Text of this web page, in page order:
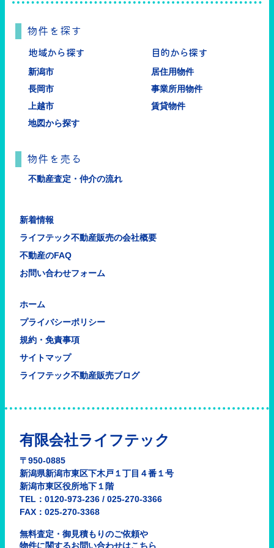
物件を探す
地域から探す
新潟市
長岡市
上越市
地図から探す
目的から探す
居住用物件
事業所用物件
賃貸物件
物件を売る
不動産査定・仲介の流れ
新着情報
ライフテック不動産販売の会社概要
不動産のFAQ
お問い合わせフォーム
ホーム
プライバシーポリシー
規約・免責事項
サイトマップ
ライフテック不動産販売ブログ
有限会社ライフテック
〒950-0885
新潟県新潟市東区下木戸１丁目４番１号
新潟市東区役所地下１階
TEL：0120-973-236 / 025-270-3366
FAX：025-270-3368
無料査定・御見積もりのご依頼や
物件に関するお問い合わせはこちら